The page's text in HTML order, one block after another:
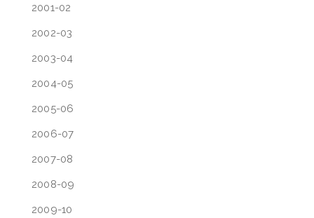
2001-02
2002-03
2003-04
2004-05
2005-06
2006-07
2007-08
2008-09
2009-10